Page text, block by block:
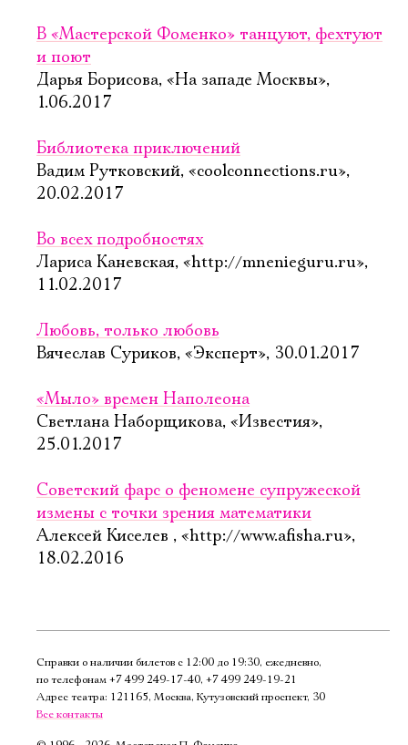
В «Мастерской Фоменко» танцуют, фехтуют
и поют
Дарья Борисова, «На западе Москвы»,
1.06.2017
Библиотека приключений
Вадим Рутковский, «coolconnections.ru»,
20.02.2017
Во всех подробностях
Лариса Каневская, «http://mnenieguru.ru»,
11.02.2017
Любовь, только любовь
Вячеслав Суриков, «Эксперт», 30.01.2017
«Мыло» времен Наполеона
Светлана Наборщикова, «Известия»,
25.01.2017
Советский фарс о феномене супружеской
измены с точки зрения математики
Алексей Киселев , «http://www.afisha.ru»,
18.02.2016
Справки о наличии билетов с 12:00 до 19:30, ежедневно,
по телефонам +7 499 249‑17‑40, +7 499 249‑19‑21
Адрес театра: 121165, Москва, Кутузовский проспект, 30
Все контакты